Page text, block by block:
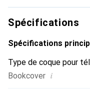
internationalement
constitue un choix
Spécifications
Spécifications
Type de coque pour
Bookcover i